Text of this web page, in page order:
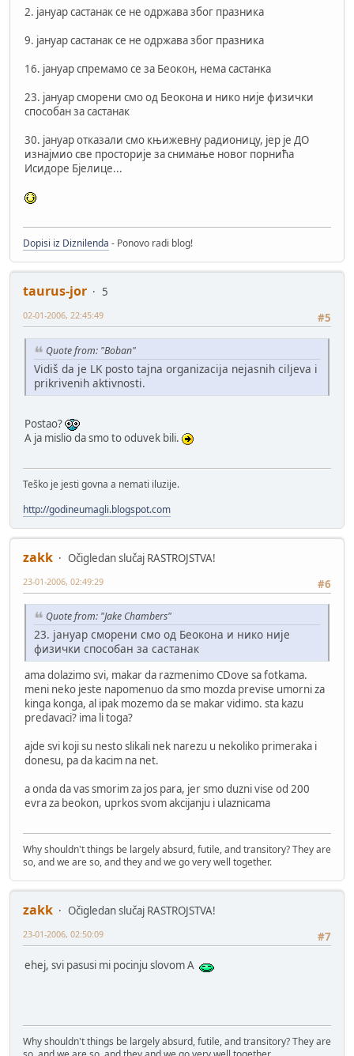
2. јануар састанак се не одржава због празника
9. јануар састанак се не одржава због празника
16. јануар спремамо се за Беокон, нема састанка
23. јануар сморени смо од Беокона и нико није физички
способан за састанак
30. јануар отказали смо књижевну радионицу, јер је ДО
изнајмио све просторије за снимање новог порнића
Исидоре Бјелице...
Dopisi iz Diznilenda - Ponovo radi blog!
taurus-jor
5
#5
02-01-2006, 22:45:49
Quote from: "Boban"
Vidiš da je LK posto tajna organizacija nejasnih ciljeva i
prikrivenih aktivnosti.
Postao?
A ja mislio da smo to oduvek bili.
Teško je jesti govna a nemati iluzije.
http://godineumagli.blogspot.com
zakk
Očigledan slučaj RASTROJSTVA!
#6
23-01-2006, 02:49:29
Quote from: "Jake Chambers"
23. јануар сморени смо од Беокона и нико није
физички способан за састанак
ama dolazimo svi, makar da razmenimo CDove sa fotkama.
meni neko jeste napomenuo da smo mozda previse umorni za
kinga konga, al ipak mozemo da se makar vidimo. sta kazu
predavaci? ima li toga?
ajde svi koji su nesto slikali nek narezu u nekoliko primeraka i
donesu, pa da kacim na net.
a onda da vas smorim za jos para, jer smo duzni vise od 200
evra za beokon, uprkos svom akcijanju i ulaznicama
Why shouldn't things be largely absurd, futile, and transitory? They are
so, and we are so, and they and we go very well together.
zakk
Očigledan slučaj RASTROJSTVA!
#7
23-01-2006, 02:50:09
ehej, svi pasusi mi pocinju slovom A
Why shouldn't things be largely absurd, futile, and transitory? They are